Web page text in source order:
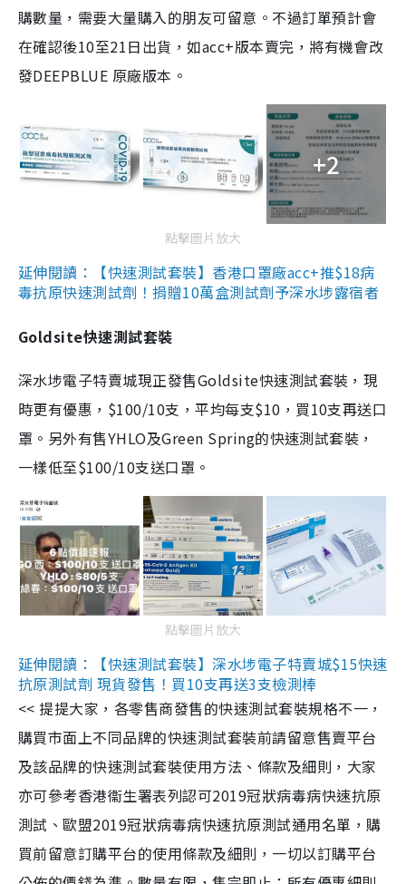
購數量，需要大量購入的朋友可留意。不過訂單預計會
在確認後10至21日出貨，如acc+版本賣完，將有機會改
發DEEPBLUE 原廠版本。
+2
點擊圖片放大
延伸閱讀：【快速測試套裝】香港口罩廠acc+推$18病
毒抗原快速測試劑！捐贈10萬盒測試劑予深水埗露宿者
Goldsite快速測試套裝
深水埗電子特賣城現正發售Goldsite快速測試套裝，現
時更有優惠，$100/10支，平均每支$10，買10支再送口
罩。另外有售YHLO及Green Spring的快速測試套裝，
一樣低至$100/10支送口罩。
點擊圖片放大
延伸閱讀：【快速測試套裝】深水埗電子特賣城$15快速
抗原測試劑 現貨發售！買10支再送3支檢測棒
<< 提提大家，各零售商發售的快速測試套裝規格不一，
購買市面上不同品牌的快速測試套裝前請留意售賣平台
及該品牌的快速測試套裝使用方法、條款及細則，大家
亦可參考香港衞生署表列認可2019冠狀病毒病快速抗原
測試、歐盟2019冠狀病毒病快速抗原測試通用名單，購
買前留意訂購平台的使用條款及細則，一切以訂購平台